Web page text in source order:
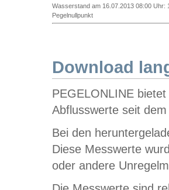
Wasserstand am 16.07.2013 08:00 Uhr:
Pegelnullpunkt
Download
PEGELONLINE
Abflusswerte seit
Bei den
Diese Messwerte
oder andere